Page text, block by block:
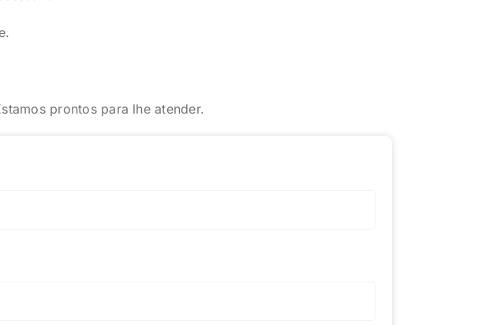
prontos para lhe atender.